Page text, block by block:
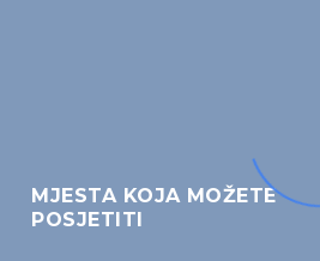
MJESTA KOJA MOŽETE
POSJETITI